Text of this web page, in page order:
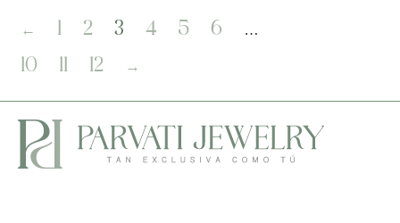
← 1 2 3 4 5 6
…
10
11 12 →